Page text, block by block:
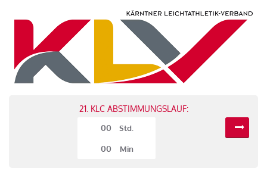
21. KLC ABSTIMMUNGSLAUF:
00
Std.
00 Min